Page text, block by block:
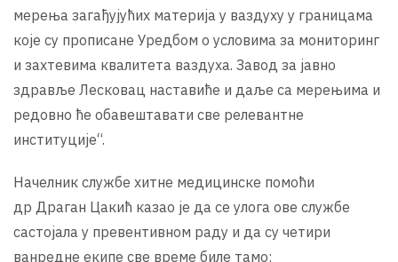
мерења загађујућих материја у ваздуху у границама
које су прописане Уредбом о условима за мониторинг
и захтевима квалитета ваздуха. Завод за јавно
здравље Лесковац наставиће и даље са мерењима и
редовно ће обавештавати све релевантне
институције“.
Начелник службе хитне медицинске помоћи
др Драган Цакић казао је да се улога ове службе
састојала у превентивном раду и да су четири
ванредне екипе све време биле тамо: